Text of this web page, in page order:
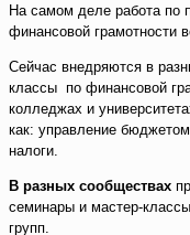
На самом деле работа по
финансовой грамотности
Сейчас внедряются в
классы по финансовой
колледжах и
как: управление
налоги.
В разных сообществах
семинары и мастер-
групп.